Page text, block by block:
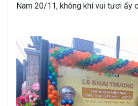
Nam 20/11, không khí vui tươi ấy